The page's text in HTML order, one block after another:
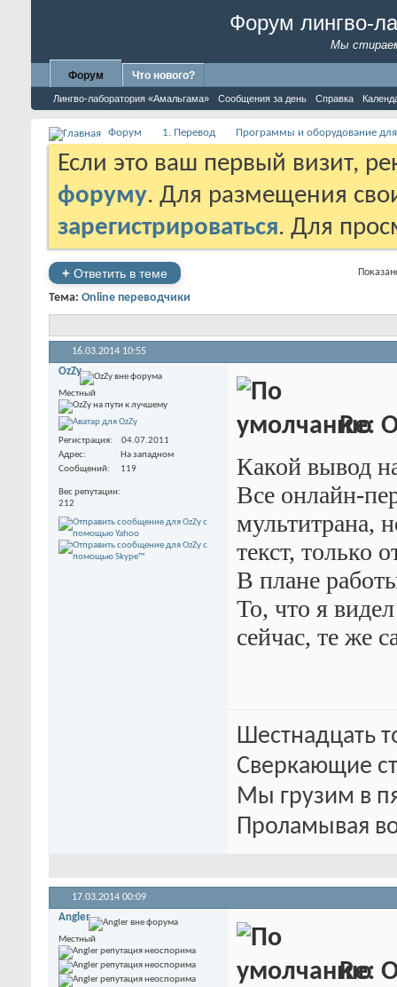
Форум лингво-
Мы
Форум
Лингво-лаборатория «Амальгама» Сообщения за день Справка
Что нового?
Форум 1. Перевод Программы и оборудование
Если это ваш первый визит,
форуму. Для размещения
зарегистрироваться. Для
+ Ответить в теме
Тема: Online переводчики
16.03.2014 10:55
OzZy
Местный
Регистрация
04.07.2011
Адрес
На западном
Сообщений
119
Вес репутации
212
Re:
Какой вывод
Все онлайн-
мультитрана,
текст, только
В плане
То, что я
сейчас, те же
Шестнадцать
Сверкающие
Мы грузим в
Проламывая
17.03.2014 00:09
Angler
Местный
Re: